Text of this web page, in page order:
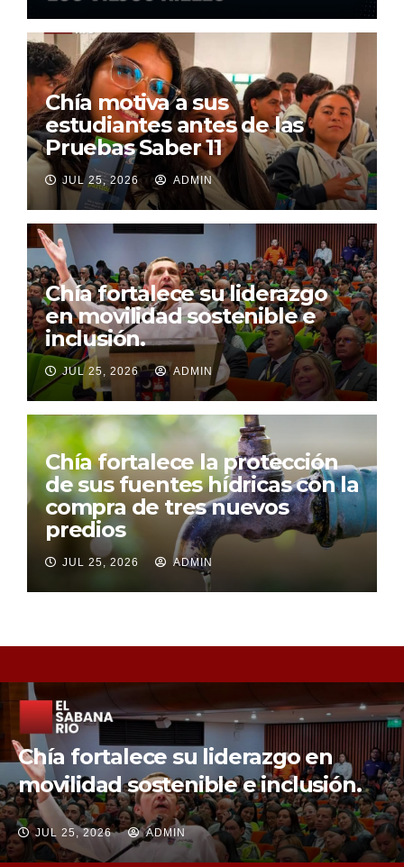
Chía motiva a sus
estudiantes antes de las
Pruebas Saber 11
JUL 25, 2026 ADMIN
Chía fortalece su liderazgo
en movilidad sostenible e
inclusión.
JUL 25, 2026 ADMIN
Chía fortalece la protección
de sus fuentes hídricas con la
compra de tres nuevos
predios
JUL 25, 2026 ADMIN
Chía fortalece su liderazgo en
movilidad sostenible e inclusión.
JUL 25, 2026 ADMIN